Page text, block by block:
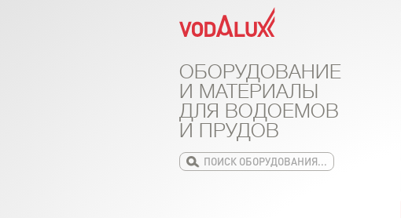
ОБОРУДОВАНИЕ
И МАТЕРИАЛЫ
ДЛЯ ВОДОЕМОВ
И ПРУДОВ